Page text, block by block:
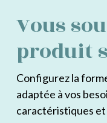
Vous
produit
Configurez la
adaptée à vos
caractéristiques